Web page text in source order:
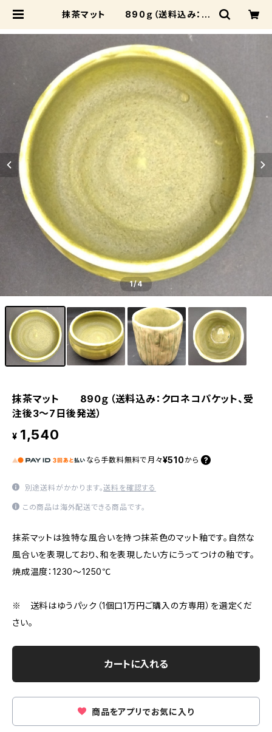
抹茶マット 890ｇ（送料込み：ク
送） | 成和陶材
1/4
抹茶マット 890ｇ（送料込み：クロネコパケット、受
注後3～7日後発送）
¥ 1,540
なら 手数料無料で 月々¥510 から
別途送料がかかります。送料を確認する
この商品は海外配送できる商品です。
抹茶マットは独特な風合いを持つ抹茶色のマット釉です。自然な
風合いを表現しており、和を表現したい方にうってつけの釉です。
焼成温度：1230～1250℃
※ 送料はゆうパック（1個口1万円ご購入の方専用）を選定くだ
さい。
カートに入れる
商品をアプリでお気に入り